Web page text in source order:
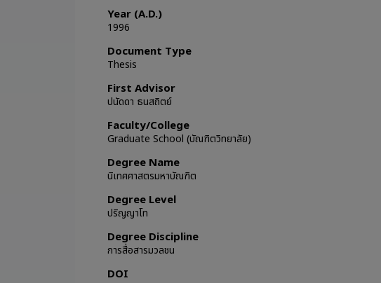
Year (A.D.)
1996
Document Type
Thesis
First Advisor
ปนัดดา ธนสถิตย์
Faculty/College
Graduate School (บัณฑิตวิทยาลัย)
Degree Name
นิเทศศาสตรมหาบัณฑิต
Degree Level
ปริญญาโท
Degree Discipline
การสื่อสารมวลชน
DOI